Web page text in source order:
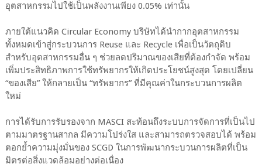
อุตสาหกรรมไปใช้เป็นพลังงานเพียง 0.05% เท่านั้น
ภายใต้แนวคิด Circular Economy บริษัทได้นำกากอุตสาหกรรม
ทั้งหมดเข้าสู่กระบวนการ Reuse และ Recycle เพื่อเป็นวัตถุดิบ
สำหรับอุตสาหกรรมอื่น ๆ ช่วยลดปริมาณของเสียที่ต้องกำจัด พร้อม
เพิ่มประสิทธิภาพการใช้ทรัพยากรให้เกิดประโยชน์สูงสุด โดยเปลี่ยน
“ของเสีย” ให้กลายเป็น “ทรัพยากร” ที่มีคุณค่าในกระบวนการผลิต
ใหม่
การได้รับการรับรองจาก MASCI สะท้อนถึงระบบการจัดการที่เป็นไป
ตามมาตรฐานสากล มีความโปร่งใส และสามารถตรวจสอบได้ พร้อม
ตอกย้ำความมุ่งมั่นของ SCGD ในการพัฒนากระบวนการผลิตที่เป็น
มิตรต่อสิ่งแวดล้อมอย่างต่อเนื่อง